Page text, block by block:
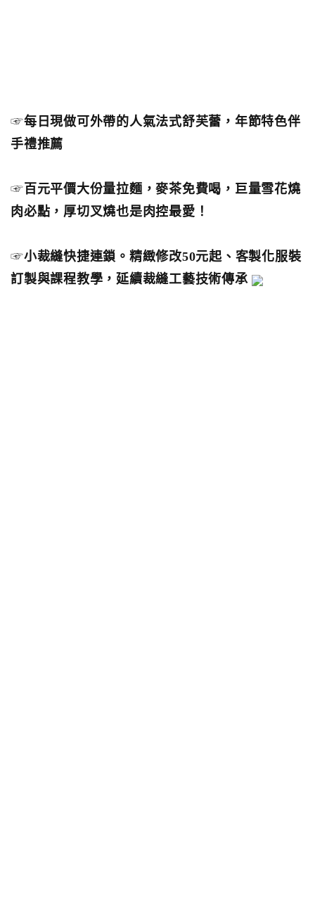
☞每日現做可外帶的人氣法式舒芙蕾，年節特色伴
手禮推薦
☞ 百元平價大份量拉麵，麥茶免費喝，巨量雪花燒
肉必點，厚切叉燒也是肉控最愛！
☞小裁縫快捷連鎖。精緻修改50元起、客製化服裝
訂製與課程教學，延續裁縫工藝技術傳承